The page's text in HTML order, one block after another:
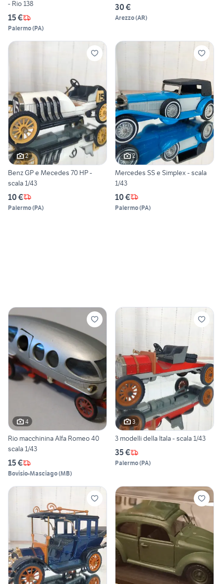
- Rio 138
15 €
Palermo(PA)
30 €
Arezzo(AR)
2
Benz GP e Mecedes 70 HP -
scala 1/43
10 €
Palermo(PA)
2
Mercedes SS e Simplex - scala
1/43
10 €
Palermo(PA)
4
Rio macchinina Alfa Romeo 40
scala 1/43
15 €
Bovisio-Masciago(MB)
3
3 modelli della Itala - scala 1/43
35 €
Palermo(PA)